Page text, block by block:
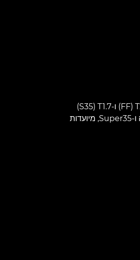
עדשות זום Premium עם מפתח צמצם מהיר קבוע של T2.4‏ (FF) ו-T1.7‏ (S35)
בטווח הזום המלא. ניתנות להתאמה למצלמות מסגרת מלאה ו-Super35, מיועדות